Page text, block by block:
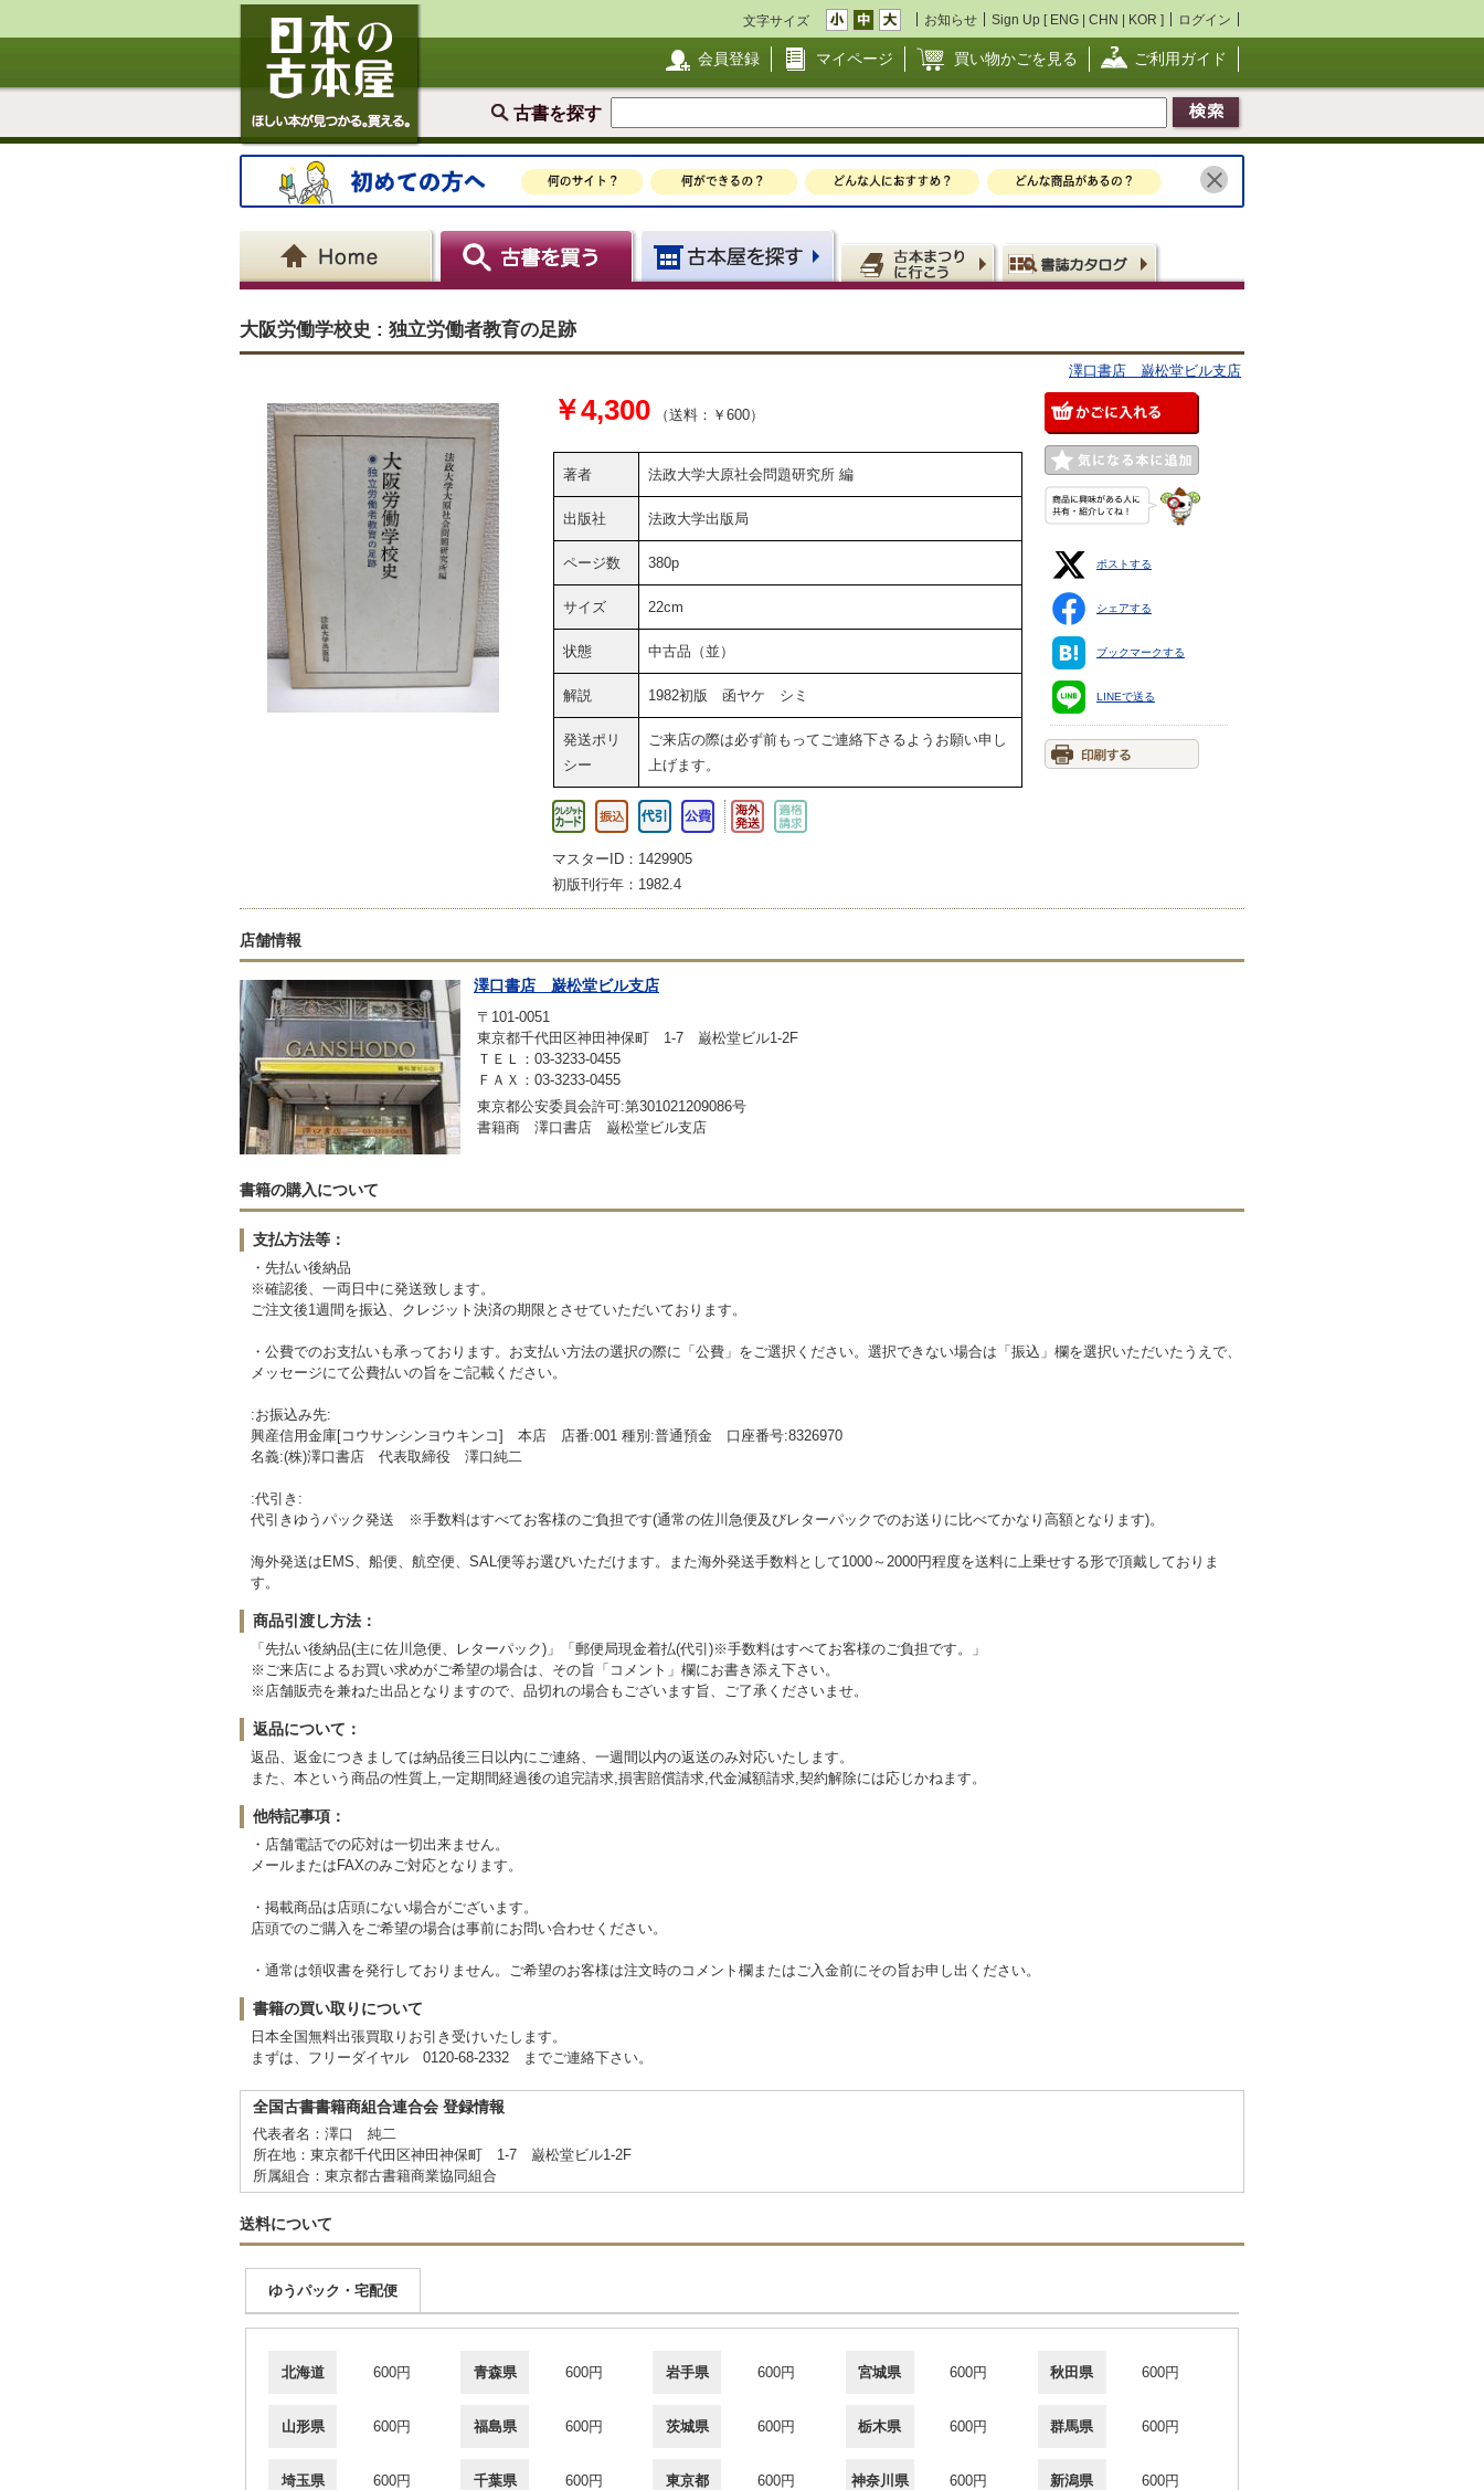
文字サイズ お知らせ Sign Up [ ENG | CHN | KOR ] ログイン
会員登録 マイページ 買い物かごを見る ご利用ガイド
古書を探す
大阪労働学校史 : 独立労働者教育の足跡
澤口書店 巌松堂ビル支店
￥4,300 （送料：￥600）
著者 法政大学大原社会問題研究所 編
出版社 法政大学出版局
ページ数 380p
サイズ 22cm
状態 中古品（並）
解説 1982初版 函ヤケ シミ
発送ポリ
シー
ご来店の際は必ず前もってご連絡下さるようお願い申し
上げます。
マスターID：1429905
初版刊行年：1982.4
ポストする
シェアする
ブックマークする
LINEで送る
店舗情報
澤口書店 巌松堂ビル支店
〒101-0051
東京都千代田区神田神保町 1-7 巌松堂ビル1-2F
ＴＥＬ：03-3233-0455
ＦＡＸ：03-3233-0455
東京都公安委員会許可:第301021209086号
書籍商 澤口書店 巌松堂ビル支店
書籍の購入について
支払方法等：
・先払い後納品
※確認後、一両日中に発送致します。
ご注文後1週間を振込、クレジット決済の期限とさせていただいております。
・公費でのお支払いも承っております。お支払い方法の選択の際に「公費」をご選択ください。選択できない場合は「振込」欄を選択いただいたうえで、
メッセージにて公費払いの旨をご記載ください。
:お振込み先:
興産信用金庫[コウサンシンヨウキンコ] 本店 店番:001 種別:普通預金 口座番号:8326970
名義:(株)澤口書店 代表取締役 澤口純二
:代引き:
代引きゆうパック発送 ※手数料はすべてお客様のご負担です(通常の佐川急便及びレターパックでのお送りに比べてかなり高額となります)。
海外発送はEMS、船便、航空便、SAL便等お選びいただけます。また海外発送手数料として1000～2000円程度を送料に上乗せする形で頂戴しておりま
す。
商品引渡し方法：
「先払い後納品(主に佐川急便、レターパック)」「郵便局現金着払(代引)※手数料はすべてお客様のご負担です。」
※ご来店によるお買い求めがご希望の場合は、その旨「コメント」欄にお書き添え下さい。
※店舗販売を兼ねた出品となりますので、品切れの場合もございます旨、ご了承くださいませ。
返品について：
返品、返金につきましては納品後三日以内にご連絡、一週間以内の返送のみ対応いたします。
また、本という商品の性質上,一定期間経過後の追完請求,損害賠償請求,代金減額請求,契約解除には応じかねます。
他特記事項：
・店舗電話での応対は一切出来ません。
メールまたはFAXのみご対応となります。
・掲載商品は店頭にない場合がございます。
店頭でのご購入をご希望の場合は事前にお問い合わせください。
・通常は領収書を発行しておりません。ご希望のお客様は注文時のコメント欄またはご入金前にその旨お申し出ください。
書籍の買い取りについて
日本全国無料出張買取りお引き受けいたします。
まずは、フリーダイヤル 0120-68-2332 までご連絡下さい。
全国古書書籍商組合連合会 登録情報
代表者名：澤口 純二
所在地：東京都千代田区神田神保町 1-7 巌松堂ビル1-2F
所属組合：東京都古書籍商業協同組合
送料について
ゆうパック・宅配便
北海道 600円 青森県 600円 岩手県 600円 宮城県 600円 秋田県 600円
山形県 600円 福島県 600円 茨城県 600円 栃木県 600円 群馬県 600円
埼玉県 600円 千葉県 600円 東京都 600円 神奈川県 600円 新潟県 600円